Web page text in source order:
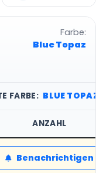
Farbe:
Blue Topaz
FARBE: BLUE TOPAZ
ANZAHL
Benachrichtigen